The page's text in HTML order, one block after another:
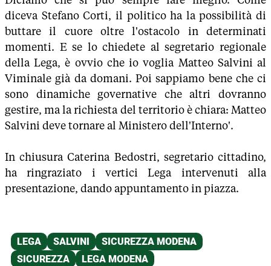
diceva Stefano Corti, il politico ha la possibilità di
buttare il cuore oltre l'ostacolo in determinati
momenti. E se lo chiedete al segretario regionale
della Lega, è ovvio che io voglia Matteo Salvini al
Viminale già da domani. Poi sappiamo bene che ci
sono dinamiche governative che altri dovranno
gestire, ma la richiesta del territorio è chiara: Matteo
Salvini deve tornare al Ministero dell'Interno'.
In chiusura Caterina Bedostri, segretario cittadino,
ha ringraziato i vertici Lega intervenuti alla
presentazione, dando appuntamento in piazza.